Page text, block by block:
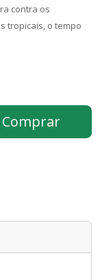
contra os
tropicais, o tempo
Comprar